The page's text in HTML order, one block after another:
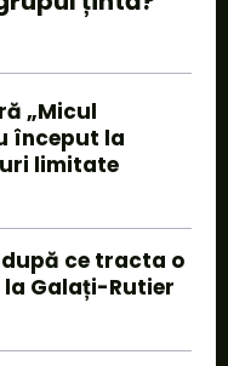
„Micul
început la
limitate
ce tracta o
Galați-Rutier